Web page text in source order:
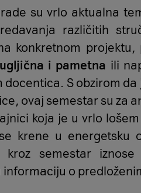
su vrlo aktualna
različitih
konkretnom projektu,
i pametna ili
S obzirom
ovaj semestar su za
koja je u vrlo
krene u energetsku
semestar iznose
o